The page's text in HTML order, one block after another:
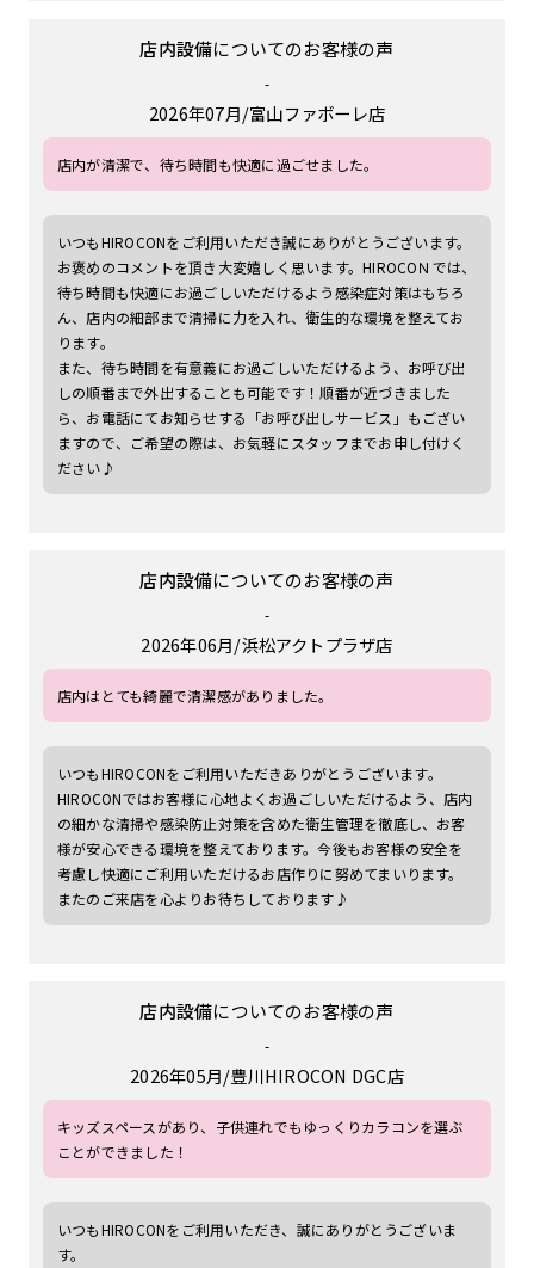
店内設備についてのお客様の声
-
2026年07月 富山ファボーレ店
店内が清潔で、待ち時間も快適に過ごせました。
いつもHIROCONをご利用いただき誠にありがとうございます。
お褒めのコメントを頂き大変嬉しく思います。HIROCOＮでは、
待ち時間も快適にお過ごしいただけるよう感染症対策はもちろ
ん、店内の細部まで清掃に力を入れ、衛生的な環境を整えてお
ります。
また、待ち時間を有意義にお過ごしいただけるよう、お呼び出
しの順番まで外出することも可能です！順番が近づきました
ら、お電話にてお知らせする「お呼び出しサービス」もござい
ますので、ご希望の際は、お気軽にスタッフまでお申し付けく
ださい♪
店内設備についてのお客様の声
-
2026年06月 浜松アクトプラザ店
店内はとても綺麗で清潔感がありました。
いつもHIROCONをご利用いただきありがとうございます。
HIROCONではお客様に心地よくお過ごしいただけるよう、店内
の細かな清掃や感染防止対策を含めた衛生管理を徹底し、お客
様が安心できる環境を整えております。今後もお客様の安全を
考慮し快適にご利用いただけるお店作りに努めてまいります。
またのご来店を心よりお待ちしております♪
店内設備についてのお客様の声
-
2026年05月 豊川HIROCON DGC店
キッズスペースがあり、子供連れでもゆっくりカラコンを選ぶ
ことができました！
いつもHIROCONをご利用いただき、誠にありがとうございま
す。